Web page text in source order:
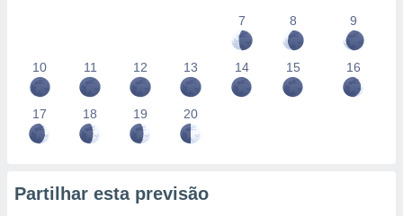
7
8 9
10 11 12 13 14 15 16
17 18 19 20
Partilhar esta previsão